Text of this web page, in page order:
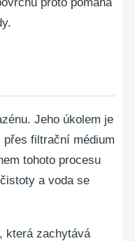
Jeho úkolem je
filtrační médium
tohoto procesu
a voda se
která zachytává